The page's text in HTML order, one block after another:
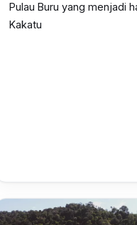
Pulau Buru yang menjadi
Kakatu